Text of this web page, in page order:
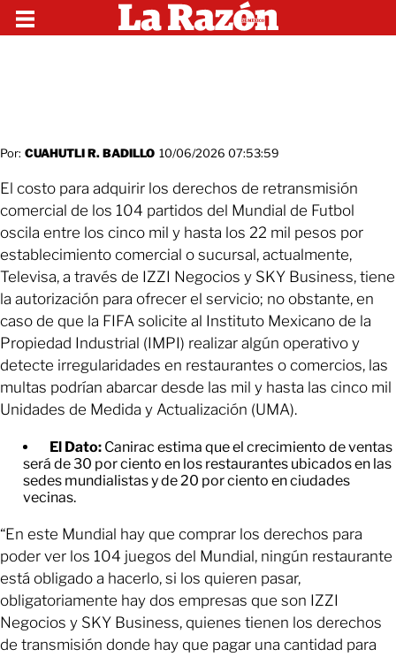
Por: CUAHUTLI R. BADILLO 10/06/2026 07:53:59
El costo para adquirir los derechos de retransmisión
comercial de los 104 partidos del Mundial de Futbol
oscila entre los cinco mil y hasta los 22 mil pesos por
establecimiento comercial o sucursal, actualmente,
Televisa, a través de IZZI Negocios y SKY Business, tiene
la autorización para ofrecer el servicio; no obstante, en
caso de que la FIFA solicite al Instituto Mexicano de la
Propiedad Industrial (IMPI) realizar algún operativo y
detecte irregularidades en restaurantes o comercios, las
multas podrían abarcar desde las mil y hasta las cinco mil
Unidades de Medida y Actualización (UMA).
El Dato: Canirac estima que el crecimiento de ventas
será de 30 por ciento en los restaurantes ubicados en las
sedes mundialistas y de 20 por ciento en ciudades
vecinas.
“En este Mundial hay que comprar los derechos para
poder ver los 104 juegos del Mundial, ningún restaurante
está obligado a hacerlo, si los quieren pasar,
obligatoriamente hay dos empresas que son IZZI
Negocios y SKY Business, quienes tienen los derechos
de transmisión donde hay que pagar una cantidad para